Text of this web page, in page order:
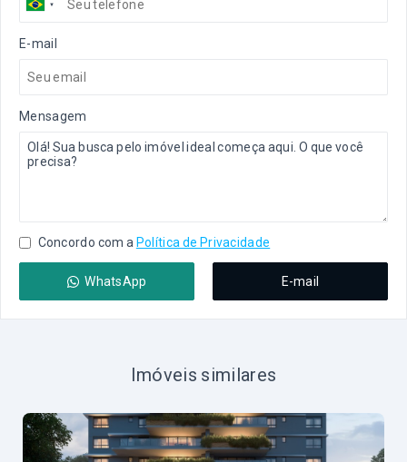
E-mail
Mensagem
Concordo com a Política de Privacidade
WhatsApp E-mail
Imóveis similares